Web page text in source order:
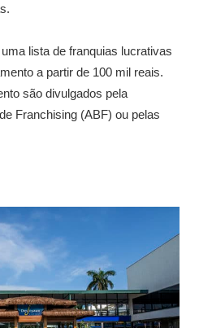
lista de franquias lucrativas
a partir de 100 mil reais.
são divulgados pela
Franchising (ABF) ou pelas